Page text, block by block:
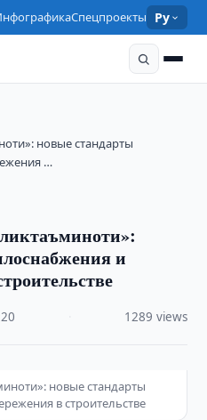
Спецпроекты Ру
новые стандарты
…
и
1289 views
новые стандарты
в строительстве